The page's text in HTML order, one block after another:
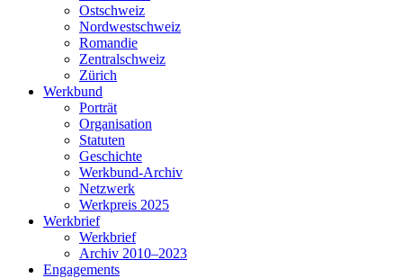
Ostschweiz
Nordwestschweiz
Romandie
Zentralschweiz
Zürich
Werkbund
Porträt
Organisation
Statuten
Geschichte
Werkbund-Archiv
Netzwerk
Werkpreis 2025
Werkbrief
Werkbrief
Archiv 2010–2023
Engagements